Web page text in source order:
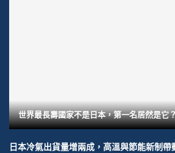
世界最長壽國家不是日本，第一名居然是它
日本冷氣出貨量增兩成，高溫與節能新制帶